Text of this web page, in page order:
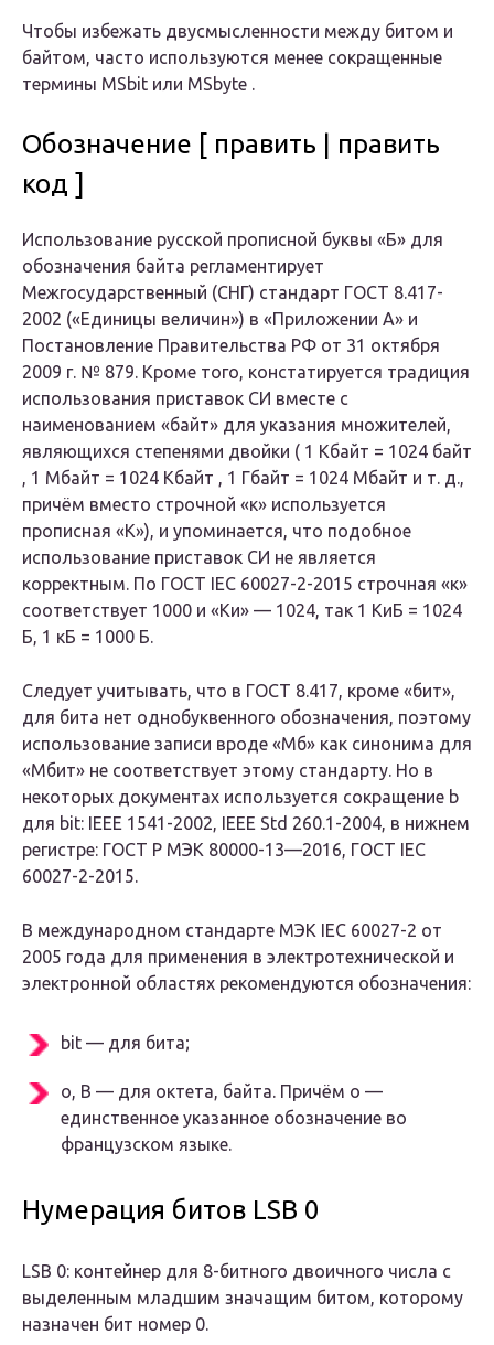
Чтобы избежать двусмысленности между битом и
байтом, часто используются менее сокращенные
термины MSbit или MSbyte .
Обозначение [ править | править
код ]
Использование русской прописной буквы «Б» для
обозначения байта регламентирует
Межгосударственный (СНГ) стандарт ГОСТ 8.417-
2002 («Единицы величин») в «Приложении А» и
Постановление Правительства РФ от 31 октября
2009 г. № 879. Кроме того, констатируется традиция
использования приставок СИ вместе с
наименованием «байт» для указания множителей,
являющихся степенями двойки ( 1 Кбайт = 1024 байт
, 1 Мбайт = 1024 Кбайт , 1 Гбайт = 1024 Мбайт и т. д.,
причём вместо строчной «к» используется
прописная «К»), и упоминается, что подобное
использование приставок СИ не является
корректным. По ГОСТ IEC 60027-2-2015 строчная «к»
соответствует 1000 и «Ки» — 1024, так 1 КиБ = 1024
Б, 1 кБ = 1000 Б.
Следует учитывать, что в ГОСТ 8.417, кроме «бит»,
для бита нет однобуквенного обозначения, поэтому
использование записи вроде «Мб» как синонима для
«Мбит» не соответствует этому стандарту. Но в
некоторых документах используется сокращение b
для bit: IEEE 1541-2002, IEEE Std 260.1-2004, в нижнем
регистре: ГОСТ Р МЭК 80000-13—2016, ГОСТ IEC
60027-2-2015.
В международном стандарте МЭК IEC 60027-2 от
2005 года для применения в электротехнической и
электронной областях рекомендуются обозначения:
bit — для бита;
o, B — для октета, байта. Причём о —
единственное указанное обозначение во
французском языке.
Нумерация битов LSB 0
LSB 0: контейнер для 8-битного двоичного числа с
выделенным младшим значащим битом, которому
назначен бит номер 0.